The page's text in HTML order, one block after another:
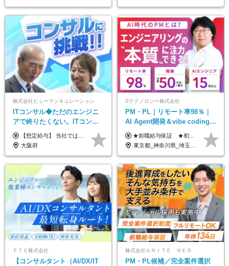
株式会社ヒューマンキュレーション
ITコンサル◆ただのエンジニ
アで終りたくない。ITコンサ
ル・PMに挑戦出来る！成長中
の次世代IT企業
【想定給与】 当社では、すべてのプロジェクトで受注単価を完全開示。 給与はその単価に連動し、還元率は80％以上を保証しています。 経験・スキル・貢献度に応じて報酬を正当に評価し、前職年収の保証も行っています。 ■正社員 月給35万円以上＋賞与年2回（みなし残業20h分含む） ◇試用期間は3ヶ月（期間中の待遇に変更なし） ◇みなし残業は案件先によって異なります。詳細は面談にてご説明致します。 ※経験・スキルを考慮し優遇 年収例： ・29歳女性／年収700万円（開発→上流転向） ・38歳男性／年収1,100万円（PMO・マネジメント） ・47歳男性／年収1,300万円（ITコンサル・高裁量案件）
大阪府
Sテクノロジー株式会社
PM・PL｜リモート率98％｜
AI Agent開発＆vibe coding｜
AIエンジニアチームをリード
★前職給与保証 ★初年度年収700～800万円も可能 月給50万円～90万円＋賞与年2回＋各種手当 ◎スキルや経験などを考慮。前職から給与アップをお約束します！ ◎上記月給には固定残業代30時間分(95000円～)を含みます。超過した場合は追加支給します ◎試用期間は6ヵ月あり。その間の給与・待遇に差異はありません
東京都_神奈川県_埼玉県_千葉県_大阪府_愛知県_北海道_青森県_岩手県_宮城県_秋田県_山形県_福島県_茨城県_栃木県_群馬県_新潟県_山梨県_長野県_富山県_石川県_福井県_静岡県_岐阜県_三重県_兵庫県_京都府_滋賀県_奈良県_和歌山県_広島県_岡山県_鳥取県_島根県_山口県_徳島県_香川県_愛媛県_高知県_福岡県_熊本県_佐賀県_長崎県_大分県_宮崎県_鹿児島県_沖縄県
ＦＴＣ株式会社
【コンサルタント（AI/DX/IT
株式会社ＵＮＩＴＥ ＮＥＯ
PM・PL候補／完全案件選択